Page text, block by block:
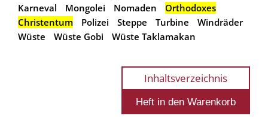
Karneval
Mongolei Nomaden
Orthodoxes
Christentum
Polizei Steppe Turbine
Windräder
Wüste
Wüste Gobi Wüste Taklamakan
Inhaltsverzeichnis